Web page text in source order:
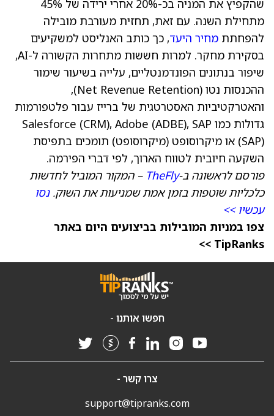
שהקפיץ את המניה בכ-20% אחרי ירידה של 45%
מתחילת השנה. עם זאת, תחזית מעורבת מובילה
להפחתת מחיר היעד, כך כותב האנליסט למשקיעים
בסקירת מחקר. למרות חששות מתחרות הקשורה ל-AI,
שיפור בנתונים הפונדמנטליים, עלייה בשיעור שימור
ההכנסות נטו (Net Revenue Retention),
והאטרקטיביות האסטרטגית של ברייז עבור פלטפורמות
גדולות כמו Salesforce (CRM), Adobe (ADBE), SAP
(SAP) או מיקרוסופט (מיקרוסופט) תומכים בתפיסת
השקעה חיובית לטווח הארוך, לפי דברי הפירמה.
פורסם לראשונה ב-TheFly – המקור המוביל לחדשות
כלכליות שוטפות בזמן אמת שמניעות את השוק.נסו
עכשיו >>
צפו במניות המובילות בביצועים היום באתר
TipRanks >>
חפשו אותנו -
צרו קשר -
support@tipranks.com